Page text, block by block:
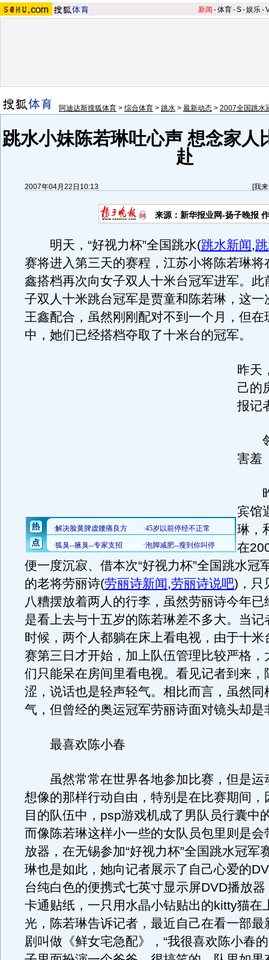
新闻 -体育-S-娱乐-
阿迪达斯搜狐体育 > 综合体育 > 跳水 > 最新动态 > 2007全国跳水
跳水小妹陈若琳吐心声 想念家人
赴
2007年04月22日10:13 [我
来源：新华报业网-扬子晚报
明天，“好视力杯”全国跳水(跳水新闻,
赛将进入第三天的赛程，江苏小将陈若琳将
鑫搭档再次向女子双人十米台冠军进军。此
子双人十米跳台冠军是贾童和陈若琳，这一
王鑫配合，虽然刚刚配对不到一个月，但在
中，她们已经搭档夺取了十米台的冠军。
昨天
己的
报记
邻
害羞
昨
宾馆
琳，
在
便一度沉寂、借本次“好视力杯”全国跳水冠
的老将劳丽诗(劳丽诗新闻,劳丽诗说吧) ，
八糟摆放着两人的行李，虽然劳丽诗今年已
是看上去与十五岁的陈若琳差不多大。当记
时候，两个人都躺在床上看电视，由于十米
赛第三日才开始，加上队伍管理比较严格，
们只能呆在房间里看电视。看见记者到来，
涩，说话也是轻声轻气。相比而言，虽然同
气，但曾经的奥运冠军劳丽诗面对镜头却是
最喜欢陈小春
虽然常常在世界各地参加比赛，但是运
想像的那样行动自由，特别是在比赛期间，
目的队伍中，psp游戏机成了男队员行囊中
而像陈若琳这样小一些的女队员包里则是会
放器，在无锡参加“好视力杯”全国跳水冠军
琳也是如此，她向记者展示了自己心爱的
台纯白色的便携式七英寸显示屏DVD播放
卡通贴纸，一只用水晶小钻贴出的kitty猫在
光，陈若琳告诉记者，最近自己在看一部最
剧叫做《鲜女宅急配》，“我很喜欢陈小春